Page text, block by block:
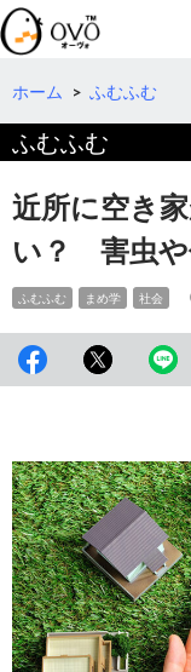
検
索
コ
テ
へ
移
動
ホーム > ふむふむ
ふむふむ
近所に空き
い？ 害虫や
ふむふむ まめ学 社会